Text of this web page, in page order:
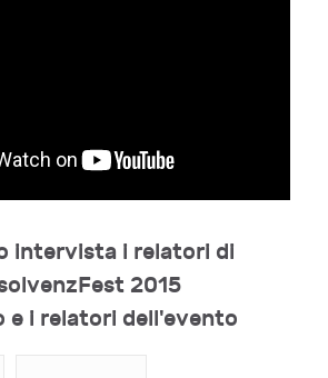
intervista i relatori di
2015
e i relatori dell'evento